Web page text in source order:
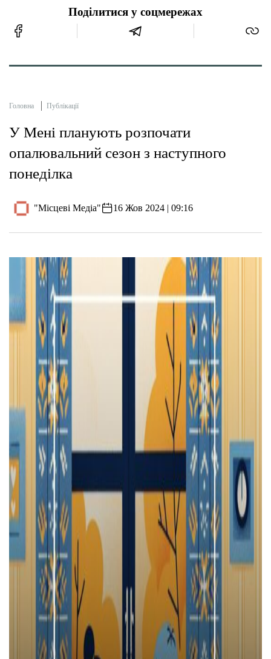
Поділитися у соцмережах
Головна Публікації
У Мені планують розпочати
опалювальний сезон з наступного
понеділка
"Місцеві Медіа" 16 Жов 2024 | 09:16